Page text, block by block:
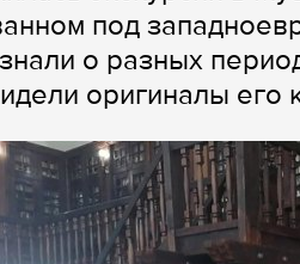
под
о разных
оригиналы его